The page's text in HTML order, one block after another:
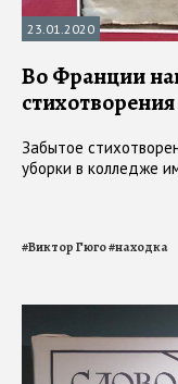
23.01.2020
Во Франции
Забытое
уборки в колледже
#Виктор Гюго#находка